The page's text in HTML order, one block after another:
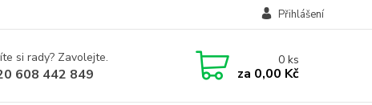
Přihlášení
si rady? Zavolejte.
608 442 849
0ks
za 0,00 Kč